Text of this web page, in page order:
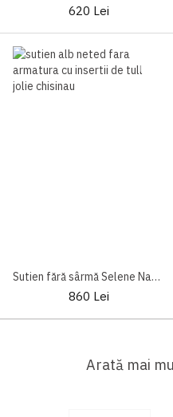
620 Lei
Sutien fără sârmă Selene Nadia
860 Lei
Arată mai